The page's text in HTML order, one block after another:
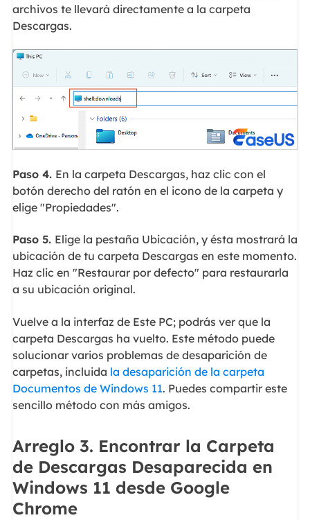
archivos te llevará directamente a la carpeta
Descargas.
Paso 4. En la carpeta Descargas, haz clic con el
botón derecho del ratón en el icono de la carpeta y
elige "Propiedades".
Paso 5. Elige la pestaña Ubicación, y ésta mostrará la
ubicación de tu carpeta Descargas en este momento.
Haz clic en "Restaurar por defecto" para restaurarla
a su ubicación original.
Vuelve a la interfaz de Este PC; podrás ver que la
carpeta Descargas ha vuelto. Este método puede
solucionar varios problemas de desaparición de
carpetas, incluida la desaparición de la carpeta
Documentos de Windows 11. Puedes compartir este
sencillo método con más amigos.
Arreglo 3. Encontrar la Carpeta
de Descargas Desaparecida en
Windows 11 desde Google
Chrome